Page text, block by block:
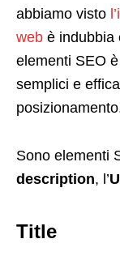
abbiamo visto
web è indubbia
elementi SEO
semplici e
Sono elementi
description, l’
Title